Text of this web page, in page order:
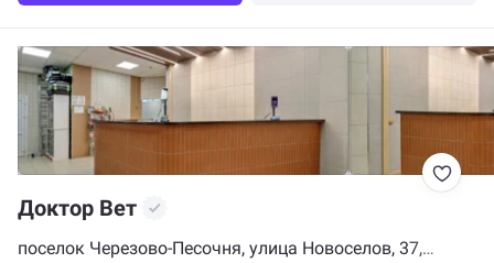
Доктор Вет
поселок Черезово-Песочня, улица Новоселов, 37,